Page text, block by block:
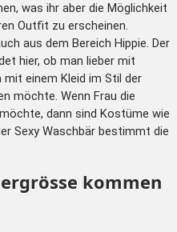
was ihr aber die Möglichkeit
Outfit zu erscheinen.
aus dem Bereich Hippie. Der
hier, ob man lieber mit
einem Kleid im Stil der
möchte. Wenn Frau die
dann sind Kostüme wie
Sexy Waschbär bestimmt die
kommen